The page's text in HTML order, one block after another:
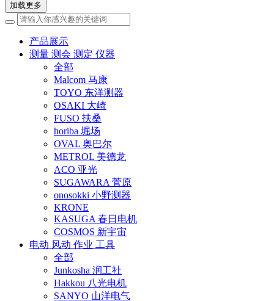
加载更多
产品展示
测量 测会 测定 仪器
全部
Malcom 马康
TOYO 东洋测器
OSAKI 大崎
FUSO 扶桑
horiba 堀场
OVAL 奥巴尔
METROL 美德龙
ACO 亚光
SUGAWARA 菅原
onosokki 小野测器
KRONE
KASUGA 春日电机
COSMOS 新宇宙
电动 风动 作业 工具
全部
Junkosha 润工社
Hakkou 八光电机
SANYO 山洋电气